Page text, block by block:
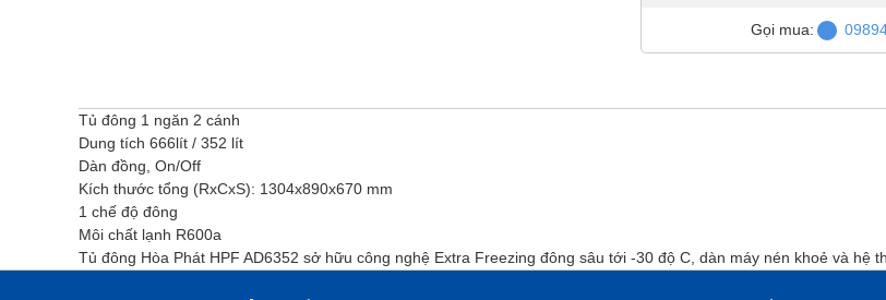
Gọi mua:
Tủ đông 1 ngăn 2 cánh
Dung tích 666lít / 352 lít
Dàn đồng, On/Off
Kích thước tổng (RxCxS): 1304x890x670 mm
1 chế độ đông
Môi chất lạnh R600a
Tủ đông Hòa Phát HPF AD6352 sở hữu công nghệ Extra Freezing đông sâu tới -30 độ C, dàn máy nén khoẻ và hệ